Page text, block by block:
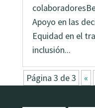
Apoyo en las
Equidad en el
inclusión...
Página 3 de 3 «